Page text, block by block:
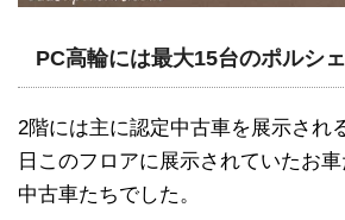
PC高輪には最大15台のポルシ
2階には主に認定中古車を展示され
日このフロアに展示されていたお
中古車たちでした。